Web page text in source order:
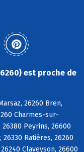
est proche de
26260 Bren,
Charmes-sur-
Peyrins, 26600
Ratières, 26260
Claveyson, 26600